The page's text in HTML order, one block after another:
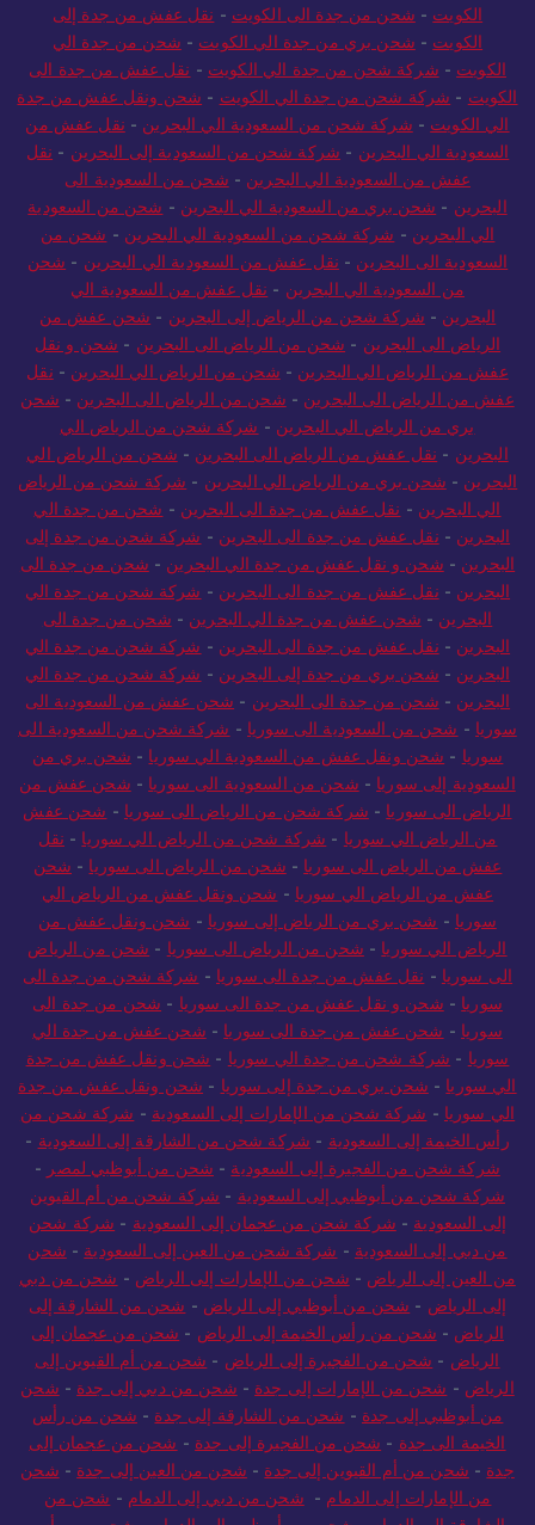
الكويت - شحن من جدة الى الكويت - نقل عفش من جدة إلى
الكويت - شحن بري من جدة الي الكويت - شحن من جدة الي
الكويت - شركة شحن من جدة الي الكويت - نقل عفش من جدة الى
الكويت - شركة شحن من جدة الي الكويت - شحن ونقل عفش من جدة
الي الكويت - شركة شحن من السعودية الي البحرين - نقل عفش من
السعودية الي البحرين - شركة شحن من السعودية إلى البحرين - نقل
عفش من السعودية الي البحرين - شحن من السعودية الى
البحرين - شحن بري من السعودية الي البحرين - شحن من السعودية
الي البحرين - شركة شحن من السعودية الي البحرين - شحن من
السعودية الى البحرين - نقل عفش من السعودية الي البحرين - شحن
من السعودية الي البحرين - نقل عفش من السعودية الي
البحرين - شركة شحن من الرياض إلى البحرين - شحن عفش من
الرياض الى البحرين - شحن من الرياض الى البحرين - شحن و نقل
عفش من الرياض الي البحرين - شحن من الرياض الي البحرين - نقل
عفش من الرياض الى البحرين - شحن من الرياض الى البحرين - شحن
بري من الرياض الي البحرين - شركة شحن من الرياض الي
البحرين - نقل عفش من الرياض الى البحرين - شحن من الرياض الي
البحرين - شحن بري من الرياض الي البحرين - شركة شحن من الرياض
الي البحرين - نقل عفش من جدة الى البحرين - شحن من جدة الي
البحرين - نقل عفش من جدة الى البحرين - شركة شحن من جدة إلى
البحرين - شحن و نقل عفش من جدة الي البحرين - شحن من جدة الى
البحرين - نقل عفش من جدة الى البحرين - شركة شحن من جدة الي
البحرين - شحن عفش من جدة الي البحرين - شحن من جدة الى
البحرين - نقل عفش من جدة الى البحرين - شركة شحن من جدة الي
البحرين - شحن بري من جدة إلى البحرين - شركة شحن من جدة الي
البحرين - شحن من جدة الى البحرين - شحن عفش من السعودية الى
سوريا - شحن من السعودية الى سوريا - شركة شحن من السعودية الى
سوريا - شحن ونقل عفش من السعودية الي سوريا - شحن بري من
السعودية إلى سوريا - شحن من السعودية الى سوريا - شحن عفش من
الرياض الى سوريا - شركة شحن من الرياض الى سوريا - شحن عفش
من الرياض الي سوريا - شركة شحن من الرياض الي سوريا - نقل
عفش من الرياض الى سوريا - شحن من الرياض الى سوريا - شحن
عفش من الرياض الي سوريا - شحن ونقل عفش من الرياض الي
سوريا - شحن بري من الرياض إلى سوريا - شحن ونقل عفش من
الرياض الي سوريا - شحن من الرياض الى سوريا - شحن من الرياض
الى سوريا - نقل عفش من جدة الى سوريا - شركة شحن من جدة الى
سوريا - شحن و نقل عفش من جدة الى سوريا - شحن من جدة الى
سوريا - شحن عفش من جدة الى سوريا - شحن عفش من جدة الي
سوريا - شركة شحن من جدة الي سوريا - شحن ونقل عفش من جدة
الي سوريا - شحن بري من جدة إلى سوريا - شحن ونقل عفش من جدة
الي سوريا - شركة شحن من الإمارات إلى السعودية - شركة شحن من
رأس الخيمة إلى السعودية - شركة شحن من الشارقة إلى السعودية -
شركة شحن من الفجيرة إلى السعودية - شحن من أبوظبي لمصر -
شركة شحن من أبوظبي إلى السعودية - شركة شحن من أم القيوين
إلى السعودية - شركة شحن من عجمان إلى السعودية - شركة شحن
من دبي إلى السعودية - شركة شحن من العين إلى السعودية - شحن
من العين إلى الرياض - شحن من الإمارات إلى الرياض - شحن من دبي
إلى الرياض - شحن من أبوظبي إلى الرياض - شحن من الشارقة إلى
الرياض - شحن من رأس الخيمة إلى الرياض - شحن من عجمان إلى
الرياض - شحن من الفجيرة إلى الرياض - شحن من أم القيوين إلى
الرياض - شحن من الإمارات إلى جدة - شحن من دبي إلى جدة - شحن
من أبوظبي إلى جدة - شحن من الشارقة إلى جدة - شحن من رأس
الخيمة الى جدة - شحن من الفجيرة إلى جدة - شحن من عجمان إلى
جدة - شحن من أم القيوين إلى جدة - شحن من العين إلى جدة - شحن
من الإمارات إلى الدمام - شحن من دبي إلى الدمام - شحن من